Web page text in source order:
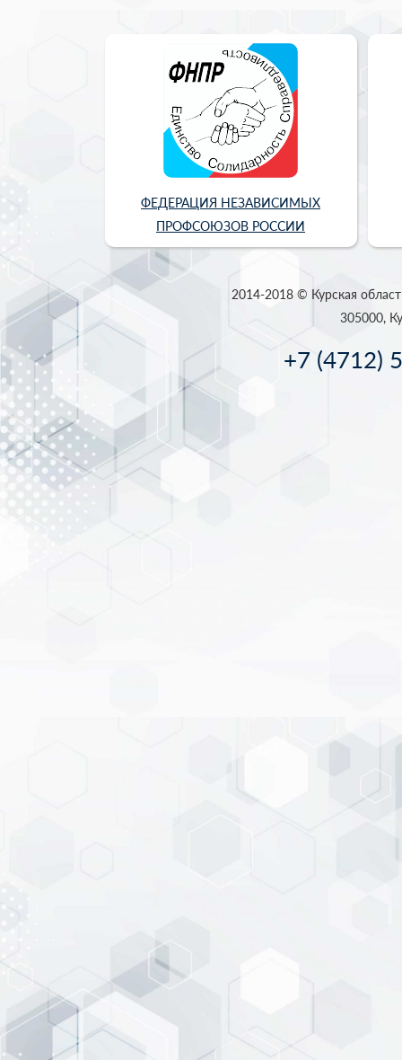
ФЕДЕРАЦИЯ НЕЗАВИСИМЫХ
ПРОФСОЮЗОВ РОССИИ
2014-2018 © Курская
305000,
+7 (4712)